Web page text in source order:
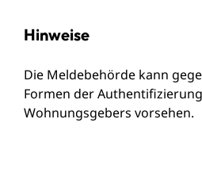
Hinweise
Die Meldebehörde kann
Formen der
Wohnungsgebers vorsehen.